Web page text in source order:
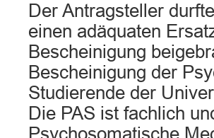
Der Antragsteller
einen adäquaten
Bescheinigung
Bescheinigung der
Studierende der
Die PAS ist fachlich
Psychosomatische